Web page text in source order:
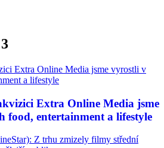
Extra Online Media jsme
food, entertainment a lifestyle